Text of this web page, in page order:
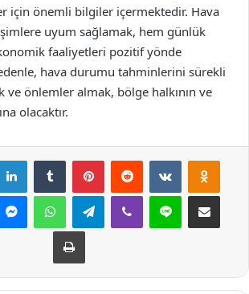
için önemli bilgiler içermektedir. Hava
uyum sağlamak, hem günlük
faaliyetleri pozitif yönde
hava durumu tahminlerini sürekli
ve önlemler almak, bölge halkının ve
olacaktır.
LinkedInTumblr PinterestReddit VKontakte
MessengerWhatsAppTelegramViber Line E-Posta ile
Yazdır